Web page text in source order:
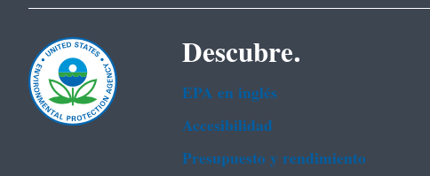
Descubre.
EPA en ingl‌és
Accesibilidad
Presupuesto y rendimiento